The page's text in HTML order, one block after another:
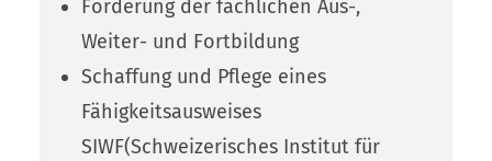
Förderung der fachlichen Aus-,
Weiter- und Fortbildung
Schaffung und Pflege eines
Fähigkeitsausweises
SIWF(Schweizerisches Institut für